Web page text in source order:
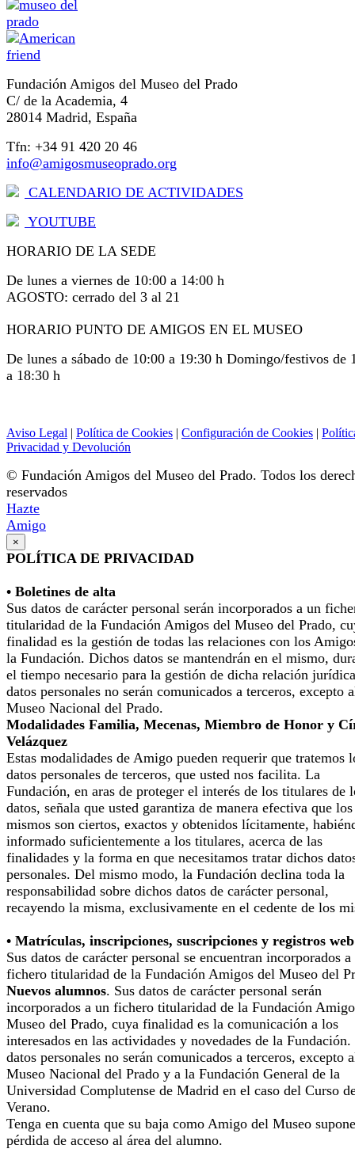
Fundación Amigos del Museo del Prado
C/ de la Academia, 4
28014 Madrid, España
Tfn: +34 91 420 20 46
info@amigosmuseoprado.org
CALENDARIO DE ACTIVIDADES
YOUTUBE
HORARIO DE LA SEDE
De lunes a viernes de 10:00 a 14:00 h
AGOSTO: cerrado del 3 al 21
HORARIO PUNTO DE AMIGOS EN EL MUSEO
De lunes a sábado de 10:00 a 19:30 h Domingo/festivos de
a 18:30 h
Aviso Legal | Política de Cookies | Configuración de Cookies |
Privacidad y Devolución
© Fundación Amigos del Museo del Prado. Todos los
reservados
Hazte
Amigo
×
POLÍTICA DE PRIVACIDAD
• Boletines de alta
Sus datos de carácter personal serán incorporados a un
titularidad de la Fundación Amigos del Museo del Prado,
finalidad es la gestión de todas las relaciones con los
la Fundación. Dichos datos se mantendrán en el mismo,
el tiempo necesario para la gestión de dicha relación
datos personales no serán comunicados a terceros, excepto
Museo Nacional del Prado.
Modalidades Familia, Mecenas, Miembro de Honor y
Velázquez
Estas modalidades de Amigo pueden requerir que tratemos
datos personales de terceros, que usted nos facilita. La
Fundación, en aras de proteger el interés de los titulares de
datos, señala que usted garantiza de manera efectiva que los
mismos son ciertos, exactos y obtenidos lícitamente,
informado suficientemente a los titulares, acerca de las
finalidades y la forma en que necesitamos tratar dichos
personales. Del mismo modo, la Fundación declina toda la
responsabilidad sobre dichos datos de carácter personal,
recayendo la misma, exclusivamente en el cedente de los
• Matrículas, inscripciones, suscripciones y registros web
Sus datos de carácter personal se encuentran incorporados a
fichero titularidad de la Fundación Amigos del Museo del
Nuevos alumnos. Sus datos de carácter personal serán
incorporados a un fichero titularidad de la Fundación
Museo del Prado, cuya finalidad es la comunicación a los
interesados en las actividades y novedades de la Fundación.
datos personales no serán comunicados a terceros, excepto
Museo Nacional del Prado y a la Fundación General de la
Universidad Complutense de Madrid en el caso del Curso
Verano.
Tenga en cuenta que su baja como Amigo del Museo
pérdida de acceso al área del alumno.